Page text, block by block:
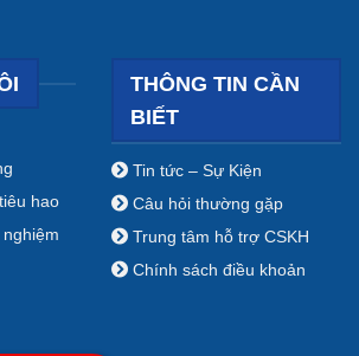
hao
THÔNG TIN CẦN
BIẾT
Tin tức – Sự Kiện
Câu hỏi thường gặp
Trung tâm hỗ trợ CSKH
Chính sách điều khoản